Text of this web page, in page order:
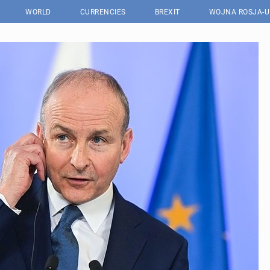
WORLD CURRENCIES BREXIT WOJNA ROSJA-